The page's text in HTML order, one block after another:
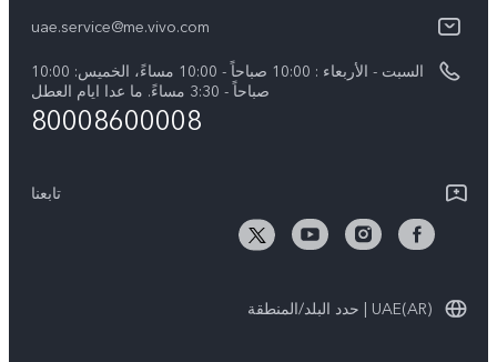
Y39 5G
Y04
بيان الخصوصية بشأن خدمة العملاء
تنزيل جداول LUT لاستعادة السجل
الإشعارات القانونية
نبذة عنا
الأخبار
uae.service@me.vivo.com
السبت - الأربعاء : 10:00 صباحاً - 10:00 مساءً، الخميس: 10:00
صباحاً - 3:30 مساءً. ما عدا ايام العطل
80008600008
تابعنا
UAE(AR) | حدد البلد/المنطقة